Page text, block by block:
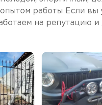
работы Если вы
на репутацию